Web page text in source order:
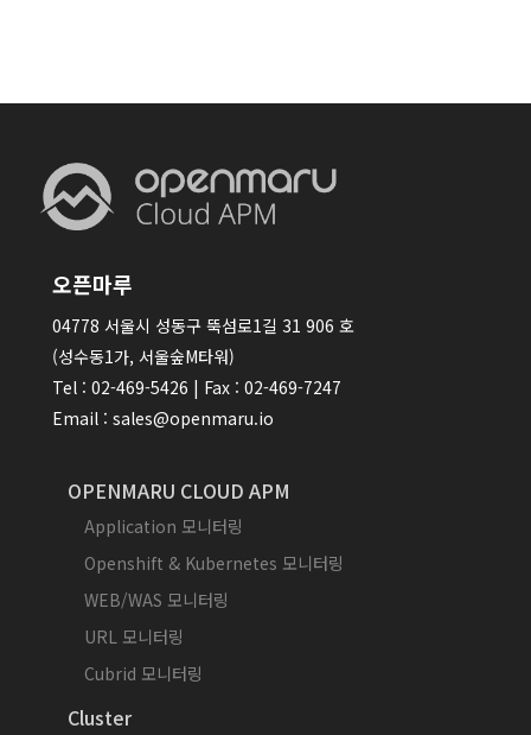
오픈마루
04778 서울시 성동구 뚝섬로1길 31 906 호
(성수동1가, 서울숲M타워)
Tel : 02-469-5426 | Fax : 02-469-7247
Email : sales@openmaru.io
OPENMARU CLOUD APM
Application 모니터링
Openshift & Kubernetes 모니터링
WEB/WAS 모니터링
URL 모니터링
Cubrid 모니터링
Cluster